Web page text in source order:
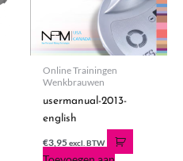
Online Trainingen
Wenkbrauwen
usermanual-2013-
english
€3,95excl. BTW